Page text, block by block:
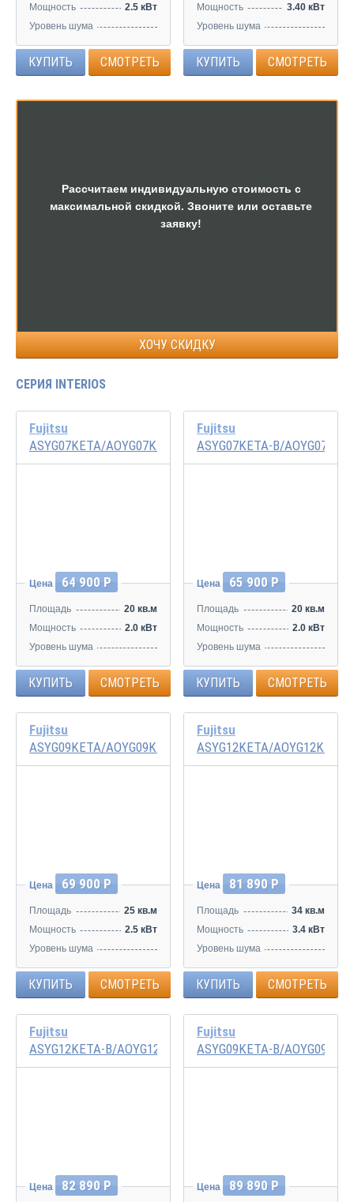
Мощность
2.5 кВт
Уровень шума
КУПИТЬ СМОТРЕТЬ
Мощность
3.40 кВт
Уровень шума
КУПИТЬ СМОТРЕТЬ
Рассчитаем индивидуальную стоимость с
максимальной скидкой. Звоните или оставьте
заявку!
ХОЧУ СКИДКУ
СЕРИЯ INTERIOS
Fujitsu
ASYG07KETA/AOYG07KETA
Цена 64 900 Р
Площадь
20 кв.м
Мощность
2.0 кВт
Уровень шума
КУПИТЬ СМОТРЕТЬ
Fujitsu
ASYG07KETA-B/
Цена 65 900 Р
Площадь
20 кв.м
Мощность
2.0 кВт
Уровень шума
КУПИТЬ СМОТРЕТЬ
Fujitsu
ASYG09KETA/AOYG09KETA
Цена 69 900 Р
Площадь
25 кв.м
Мощность
2.5 кВт
Уровень шума
КУПИТЬ СМОТРЕТЬ
Fujitsu
ASYG12KETA/AOYG12KETA
Цена 81 890 Р
Площадь
34 кв.м
Мощность
3.4 кВт
Уровень шума
КУПИТЬ СМОТРЕТЬ
Fujitsu
ASYG12KETA-B/AOYG12KETA
Цена 82 890 Р
Fujitsu
ASYG09KETA-B/
Цена 89 890 Р